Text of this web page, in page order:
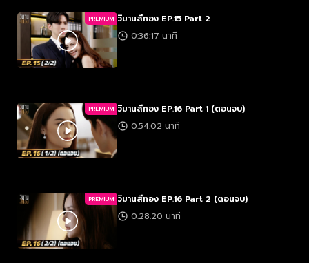
PREMIUM วิมานสีทอง EP.15 Part 2
0:36:17 นาที
PREMIUM วิมานสีทอง EP.16 Part 1 (ตอนจบ)
0:54:02 นาที
PREMIUM วิมานสีทอง EP.16 Part 2 (ตอนจบ)
0:28:20 นาที